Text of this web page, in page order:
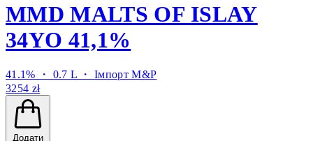
MMD MALTS OF ISLAY
34YO 41,1%
41.1% ・ 0.7 L ・Імпорт M&P
3254 zł
Додати